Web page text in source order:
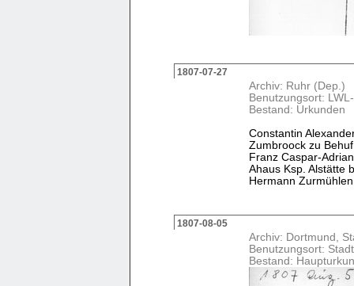
1807-07-27
Archiv: Ruhr (Dep.)
Benutzungsort:
Bestand: Urkunden
Constantin
Zumbroock zu
Franz Caspar-
Ahaus Ksp. Alstätte
Hermann
1807-08-05
Archiv: Dortmund,
Benutzungsort:
Bestand: